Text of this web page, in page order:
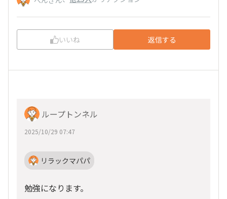
いいね 返信する
ループトンネル
2025/10/29 07:47
リラックマパパ
勉強になります。